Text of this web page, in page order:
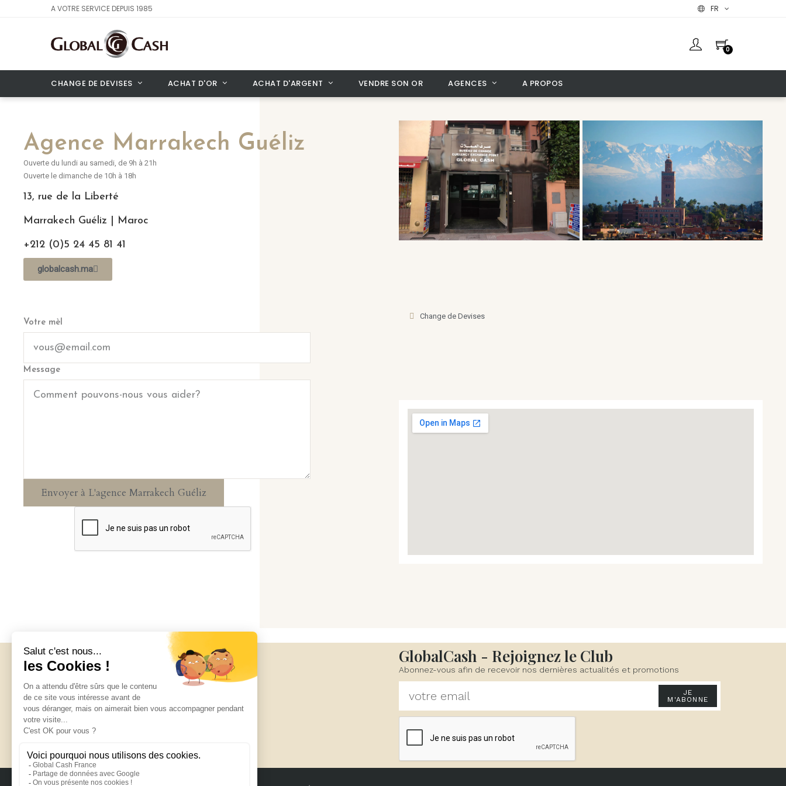
A VOTRE SERVICE DEPUIS 1985 FR
0
CHANGE DE DEVISES ACHAT D'OR ACHAT D'ARGENT VENDRE SON OR AGENCES A PROPOS
Agence Marrakech Guéliz
Ouverte du lundi au samedi, de 9h à 21h
Ouverte le dimanche de 10h à 18h
13, rue de la Liberté
Marrakech Guéliz | Maroc
+212 (0)5 24 45 81 41
globalcash.ma
Votre mèl
Message
Envoyer à L'agence Marrakech Guéliz
Change de Devises
Suivez-nous GlobalCash - Rejoignez le Club
Abonnez-vous afin de recevoir nos dernières actualités et promotions
JE
M'ABONNE